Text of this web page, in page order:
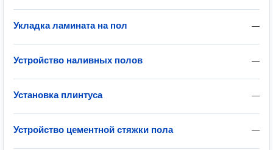
—
Укладка ламината на пол
—
Устройство наливных полов
—
Установка плинтуса
—
Устройство цементной стяжки пола